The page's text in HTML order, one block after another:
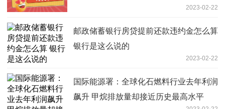
2023-02-22
邮政储蓄银行房贷提前还款违约金怎么算
银行是这么说的
2023-02-22
国际能源署：全球化石燃料行业去年利润
飙升 甲烷排放量却接近历史最高水平